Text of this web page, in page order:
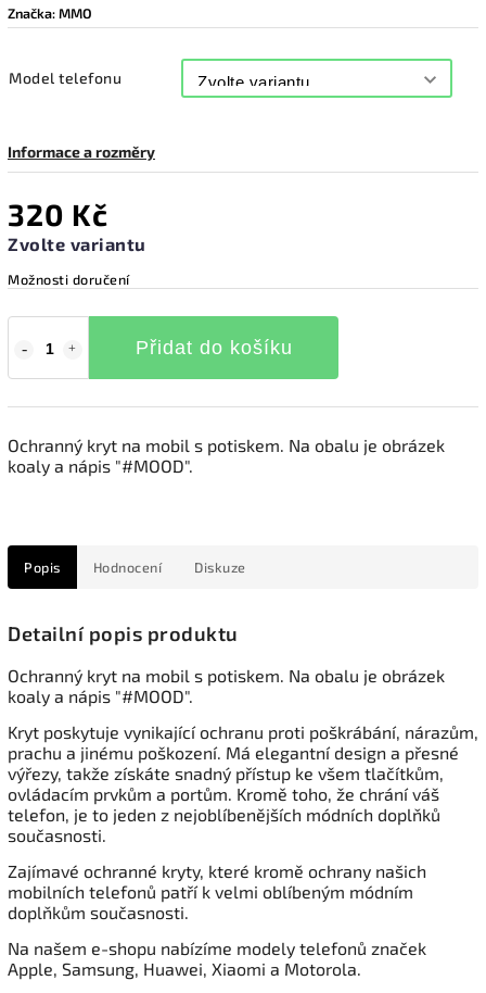
Značka:MMO
Model telefonu
Informace a rozměry
320 Kč
Zvolte variantu
Možnosti doručení
Přidat do košíku
Ochranný kryt na mobil s potiskem. Na obalu je obrázek
koaly a nápis "#MOOD".
Popis Hodnocení Diskuze
Detailní popis produktu
Ochranný kryt na mobil s potiskem. Na obalu je obrázek
koaly a nápis "#MOOD".
Kryt poskytuje vynikající ochranu proti poškrábání, nárazům,
prachu a jinému poškození. Má elegantní design a přesné
výřezy, takže získáte snadný přístup ke všem tlačítkům,
ovládacím prvkům a portům. Kromě toho, že chrání váš
telefon, je to jeden z nejoblíbenějších módních doplňků
současnosti.
Zajímavé ochranné kryty, které kromě ochrany našich
mobilních telefonů patří k velmi oblíbeným módním
doplňkům současnosti.
Na našem e-shopu nabízíme modely telefonů značek
Apple, Samsung, Huawei, Xiaomi a Motorola.